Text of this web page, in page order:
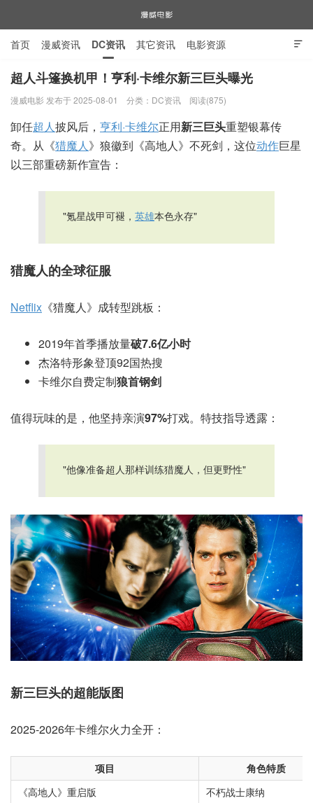

首页 漫威资讯 DC资讯 其它资讯 电影资源
电视剧资源 漫威图片
超人斗篷换机甲！亨利·卡维尔新三巨头曝光
漫威电影 发布于 2025-08-01 分类： DC资讯 阅读(875)
卸任超人披风后， 亨利·卡维尔正用新三巨头重塑银幕传
奇。从《猎魔人》狼徽到《高地人》不死剑，这位动作巨星
以三部重磅新作宣告：
"氪星战甲可褪， 英雄本色永存"
猎魔人的全球征服
Netflix 《猎魔人》成转型跳板：
2019年首季播放量破7.6亿小时
杰洛特形象登顶92国热搜
卡维尔自费定制狼首钢剑
值得玩味的是，他坚持亲演97%打戏。特技指导透露：
"他像准备超人那样训练猎魔人，但更野性"
新三巨头的超能版图
2025-2026年卡维尔火力全开：
项目
角色特质
《高地人》重启版
不朽战士康纳